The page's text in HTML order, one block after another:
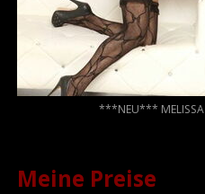
***NEU*** MELISSA
Meine Preise